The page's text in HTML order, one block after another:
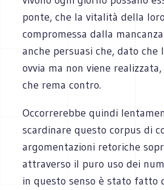
ponte, che la vitalità della
compromessa dalla
anche persuasi che, dato che
ovvia ma non viene
che rema contro.
Occorrerebbe quindi
scardinare questo corpus di
argomentazioni retoriche
attraverso il puro uso dei
in questo senso è stato fatto